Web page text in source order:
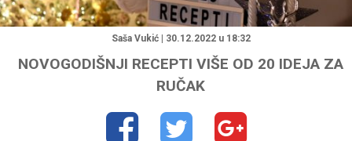
"
Saša Vukić | 30.12.2022 u 18:32
NOVOGODIŠNJI RECEPTI VIŠE OD 20 IDEJA ZA
RUČAK